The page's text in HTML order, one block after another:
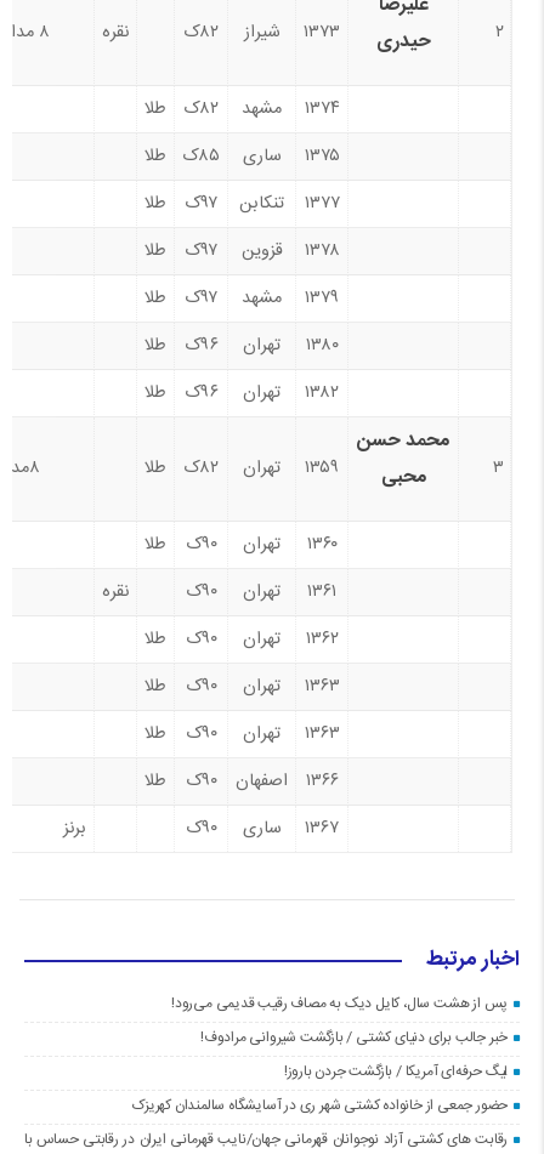
۲
حیدری
۱۳۷۳ شیراز ۸۲ک نقره ۸ مدال
۱۳۷۴ مشهد ۸۲ک
طلا
۱۳۷۵
ساری ۸۵ک
طلا
۱۳۷۷
تنکابن ۹۷ک
طلا
۱۳۷۸
قزوین ۹۷ک
طلا
۱۳۷۹
مشهد ۹۷ک
طلا
۱۳۸۰
تهران ۹۶ک
طلا
۱۳۸۲
تهران ۹۶ک طلا
۳
محمد حسن
محبی
۱۳۵۹ تهران ۸۲ک طلا
۱۳۶۰ تهران ۹۰ک
طلا
۱۳۶۱
تهران ۹۰ک
نقره
۱۳۶۲
تهران ۹۰ک
طلا
۱۳۶۳
تهران ۹۰ک
طلا
۱۳۶۳
تهران ۹۰ک
طلا
۱۳۶۶
اصفهان ۹۰ک
طلا
۱۳۶۷
ساری ۹۰ک برنز
اخبار مرتبط
پس از هشت سال، کایل دیک به مصاف رقیب قدیمی می‌رود!
خبر جالب برای دنیای کشتی / بازگشت شیروانی مرادوف!
لیگ حرفه‌ای آمریکا / بازگشت جردن باروز!
حضور جمعی از خانواده کشتی شهر ری در آسایشگاه سالمندان کهریزک
رقابت های کشتی آزاد نوجوانان قهرمانی جهان/نایب قهرمانی ایران در رقابتی حساس با